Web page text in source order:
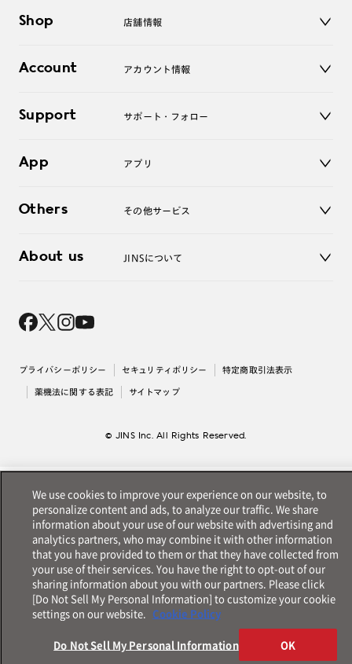
サングラス
コンタクトレンズ
アクセサリー
Shop 店舗情報
オンラインショップ
Account アカウント情報
ログアウト
Support サポート・フォロー
よくあるご質問
お問い合わせ
App アプリ
Others その他サービス
レンズ交換
About us JINSについて
採用情報
出店について
プライバシーポリシー セキュリティポリシー 特定商取引法表示
薬機法に関する表記 サイトマップ
© JINS Inc. All Rights Reserved.
We use cookies to improve your experience on our website, to
personalize content and ads, to analyze our traffic. We share
information about your use of our website with advertising and
analytics partners, who may combine it with other information
that you have provided to them or that they have collected from
your use of their services. You have the right to opt-out of our
sharing information about you with our partners. Please click
[Do Not Sell My Personal Information] to customize your cookie
settings on our website. Cookie Policy
Do Not Sell My Personal Information OK